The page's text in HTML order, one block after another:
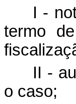
I -
termo
II -
o caso;